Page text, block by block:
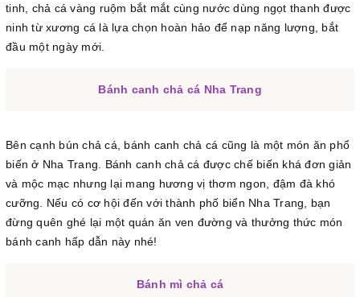
tinh, chả cá vàng ruộm bắt mắt cùng nước dùng ngọt thanh được
ninh từ xương cá là lựa chọn hoàn hảo để nạp năng lượng, bắt
đầu một ngày mới.
Bánh canh chả cá Nha Trang
Bên cạnh bún chả cá, bánh canh chả cá cũng là một món ăn phổ
biến ở Nha Trang. Bánh canh chả cá được chế biến khá đơn giản
và mộc mạc nhưng lại mang hương vị thơm ngon, đậm đà khó
cưỡng. Nếu có cơ hội đến với thành phố biển Nha Trang, bạn
đừng quên ghé lại một quán ăn ven đường và thưởng thức món
bánh canh hấp dẫn này nhé!
Bánh mì chả cá